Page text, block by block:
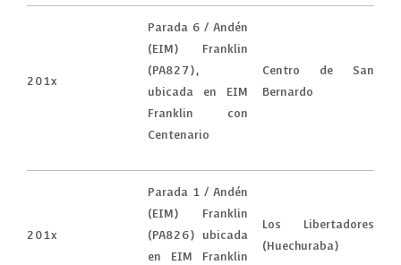
201x
Parada 6 / Andén
(EIM) Franklin
(PA827),
ubicada en EIM
Franklin con
Centenario
Centro de San
Bernardo
201x
Parada 1 / Andén
(EIM) Franklin
(PA826) ubicada
en EIM Franklin
Los Libertadores
(Huechuraba)